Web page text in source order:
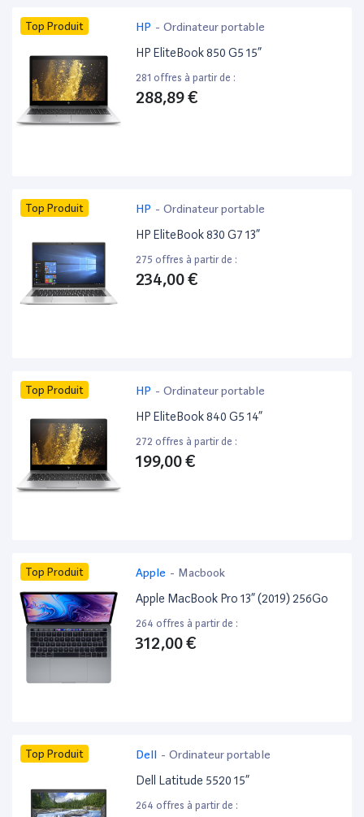
Top Produit HP - Ordinateur portable
HP EliteBook 850 G5 15”
281 offres à partir de :
288,89 €
Top Produit HP - Ordinateur portable
HP EliteBook 830 G7 13”
275 offres à partir de :
234,00 €
Top Produit HP - Ordinateur portable
HP EliteBook 840 G5 14”
272 offres à partir de :
199,00 €
Top Produit Apple - Macbook
Apple MacBook Pro 13” (2019) 256Go
264 offres à partir de :
312,00 €
Top Produit Dell - Ordinateur portable
Dell Latitude 5520 15”
264 offres à partir de :